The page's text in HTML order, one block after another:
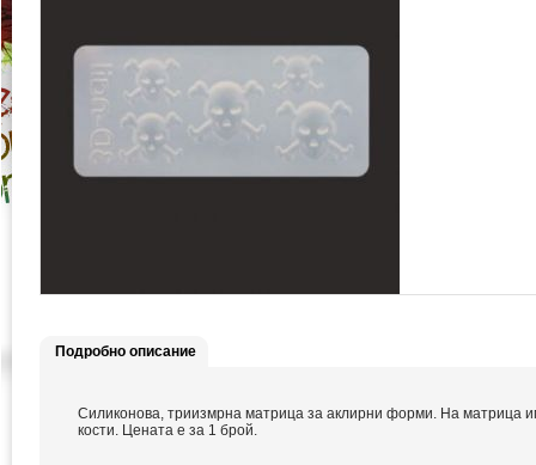
Подробно описание
Силиконова, триизмрна матрица за аклирни форми. На матрица
кости. Цената е за 1 брой.